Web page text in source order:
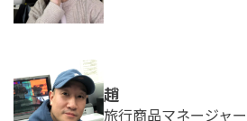
趙
旅行商品マネージャー